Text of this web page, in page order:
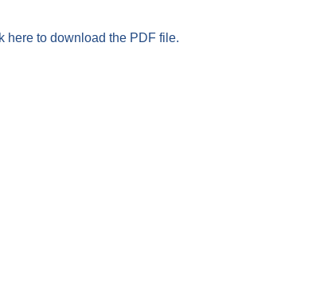
here to download the PDF file.